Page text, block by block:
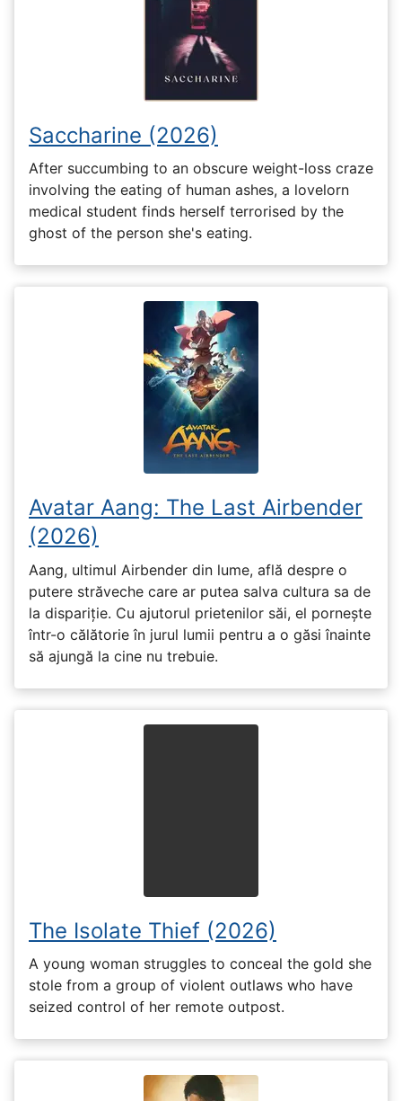
Saccharine (2026)
After succumbing to an obscure weight-loss craze
involving the eating of human ashes, a lovelorn
medical student finds herself terrorised by the
ghost of the person she's eating.
Avatar Aang: The Last Airbender
(2026)
Aang, ultimul Airbender din lume, află despre o
putere străveche care ar putea salva cultura sa de
la dispariție. Cu ajutorul prietenilor săi, el pornește
într-o călătorie în jurul lumii pentru a o găsi înainte
să ajungă la cine nu trebuie.
The Isolate Thief (2026)
A young woman struggles to conceal the gold she
stole from a group of violent outlaws who have
seized control of her remote outpost.